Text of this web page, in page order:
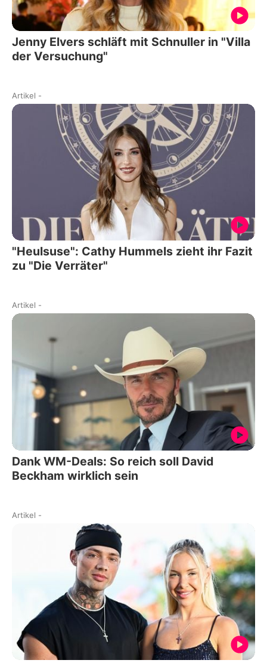
Jenny Elvers schläft mit Schnuller in "Villa
der Versuchung"
Artikel -
"Heulsuse": Cathy Hummels zieht ihr Fazit
zu "Die Verräter"
Artikel -
Dank WM-Deals: So reich soll David
Beckham wirklich sein
Artikel -